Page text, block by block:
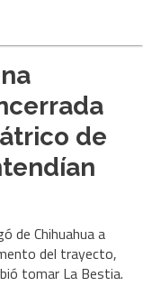
de
de Chihuahua a
del trayecto,
tomar La Bestia.